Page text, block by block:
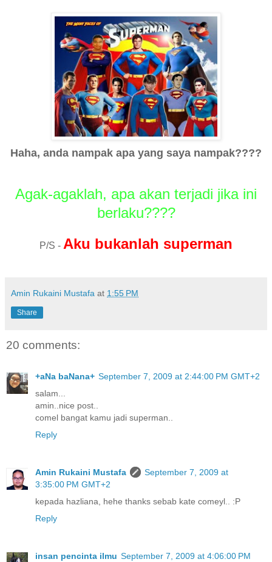
Haha, anda nampak apa yang saya nampak????
Agak-agaklah, apa akan terjadi jika ini
berlaku????
P/S - Aku bukanlah superman
Amin Rukaini Mustafa at 1:55 PM
Share
20 comments:
+aNa baNana+ September 7, 2009 at 2:44:00 PM GMT+2
salam...
amin..nice post..
comel bangat kamu jadi superman..
Reply
Amin Rukaini Mustafa
September 7, 2009 at
3:35:00 PM GMT+2
kepada hazliana, hehe thanks sebab kate comeyl.. :P
Reply
insan pencinta ilmu September 7, 2009 at 4:06:00 PM